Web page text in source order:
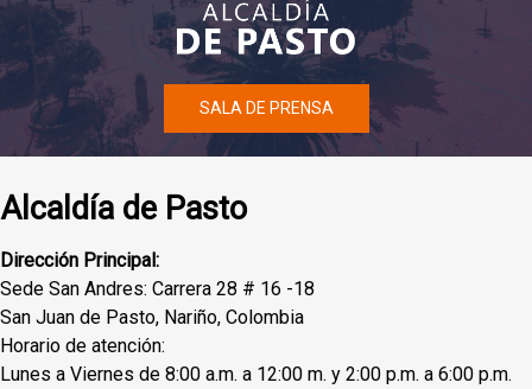
SALA DE PRENSA
Alcaldía de Pasto
Dirección Principal:
Sede San Andres: Carrera 28 # 16 -18
San Juan de Pasto, Nariño, Colombia
Horario de atención:
Lunes a Viernes de 8:00 a.m. a 12:00 m. y 2:00 p.m. a 6:00 p.m.